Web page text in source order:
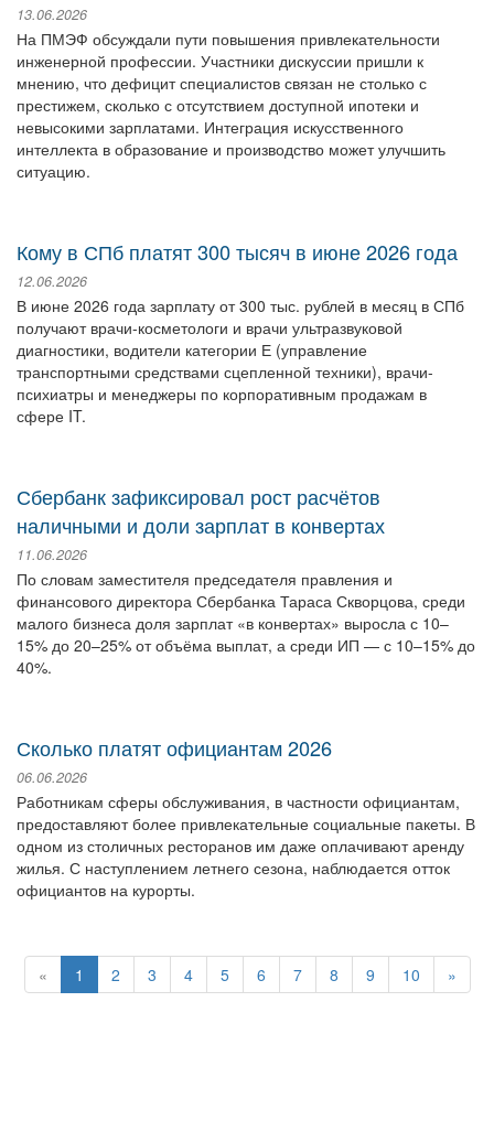
13.06.2026
На ПМЭФ обсуждали пути повышения привлекательности
инженерной профессии. Участники дискуссии пришли к
мнению, что дефицит специалистов связан не столько с
престижем, сколько с отсутствием доступной ипотеки и
невысокими зарплатами. Интеграция искусственного
интеллекта в образование и производство может улучшить
ситуацию.
Кому в СПб платят 300 тысяч в июне 2026 года
12.06.2026
В июне 2026 года зарплату от 300 тыс. рублей в месяц в СПб
получают врачи-косметологи и врачи ультразвуковой
диагностики, водители категории Е (управление
транспортными средствами сцепленной техники), врачи-
психиатры и менеджеры по корпоративным продажам в
сфере IT.
Сбербанк зафиксировал рост расчётов
наличными и доли зарплат в конвертах
11.06.2026
По словам заместителя председателя правления и
финансового директора Сбербанка Тараса Скворцова, среди
малого бизнеса доля зарплат «в конвертах» выросла с 10–
15% до 20–25% от объёма выплат, а среди ИП — с 10–15% до
40%.
Сколько платят официантам 2026
06.06.2026
Работникам сферы обслуживания, в частности официантам,
предоставляют более привлекательные социальные пакеты. В
одном из столичных ресторанов им даже оплачивают аренду
жилья. С наступлением летнего сезона, наблюдается отток
официантов на курорты.
« 1 2 3 4 5 6 7 8 9 10 »